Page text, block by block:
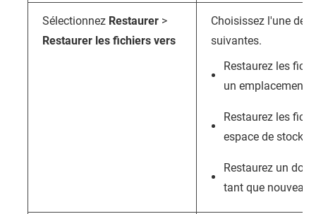
Sélectionnez Restaurer >
Restaurer les fichiers vers
Choisissez l'une
suivantes.
Restaurez les
un emplacement
Restaurez les
espace de
Restaurez un
tant que nouveau